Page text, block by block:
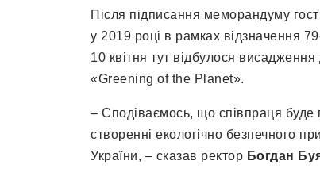
Після підписання меморандуму
у 2019 році в рамках відзначення
10 квітня тут відбулося
«Greening of the Planet».
– Сподіваємось, що співпраця буде
створенні екологічно безпечного
України, – сказав ректор Богдан